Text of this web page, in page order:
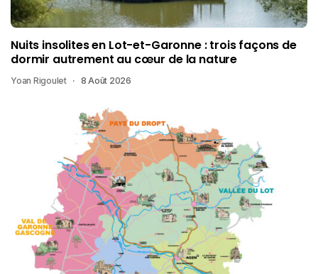
Nuits insolites en Lot-et-Garonne : trois façons de
dormir autrement au cœur de la nature
Yoan Rigoulet 8 Août 2026